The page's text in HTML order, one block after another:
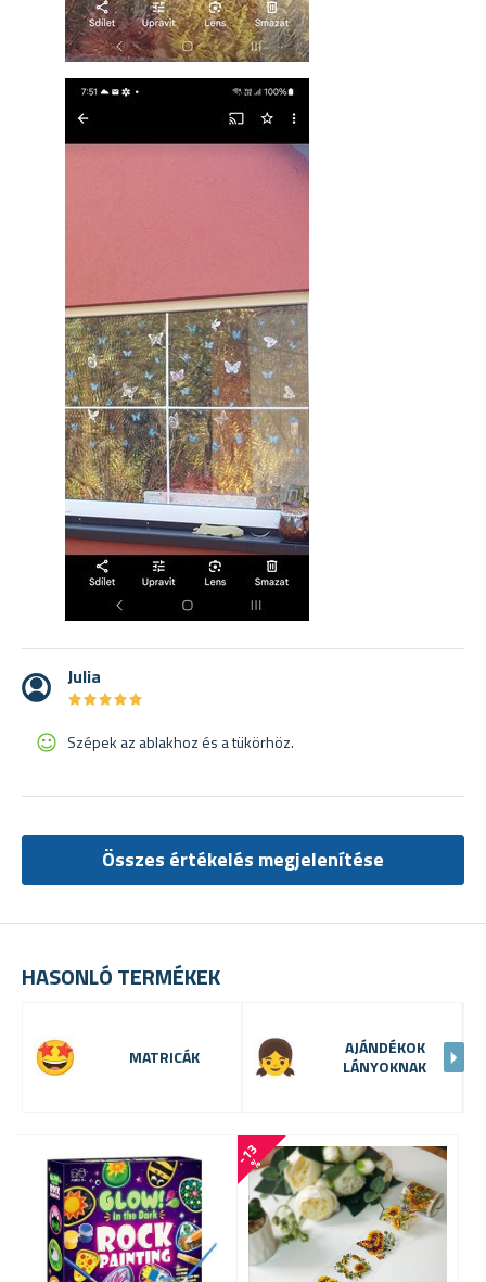
HASONLÓ TERMÉKEK
MATRICÁK
AJÁNDÉKOK
LÁNYOKNAK
-
1
3
%
Julia
★★★★★
★★★★★
Szépek az ablakhoz és a tükörhöz.
Összes értékelés megjelenítése